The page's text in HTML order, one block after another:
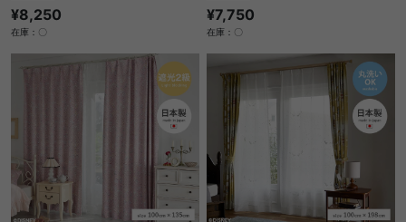
¥8,250
在庫：〇
¥7,750
在庫：〇